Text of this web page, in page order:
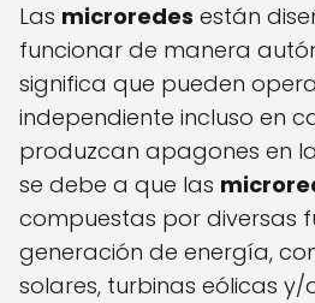
Las microredes están
funcionar de manera
significa que pueden
independiente incluso en
produzcan apagones en
se debe a que las
compuestas por diversas
generación de energía,
solares, turbinas eólicas y/